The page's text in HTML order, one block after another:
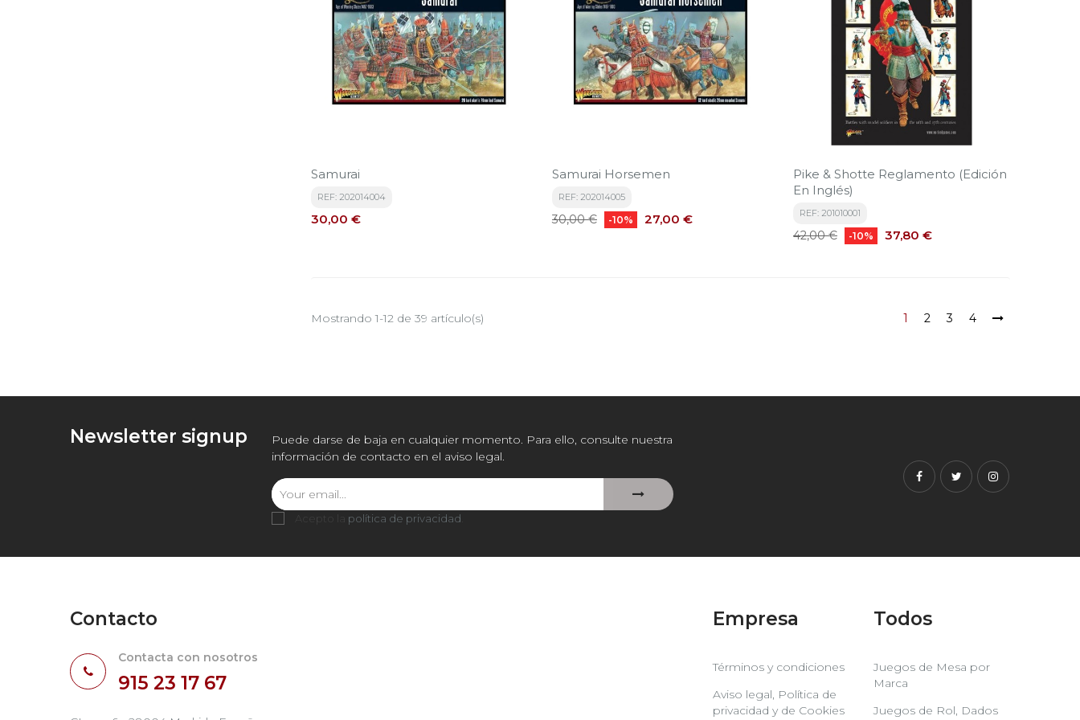
Samurai
REF: 202014004
Precio
30,00 €
Samurai Horsemen
REF: 202014005
Precio
30,00 € -10% Precio
27,00 €
Pike & Shotte Reglamento (Edición
En Inglés)
REF: 201010001
Precio
42,00 € -10% Precio
37,80 €
Mostrando 1-12 de 39 artículo(s) 1 2 3 4
Newsletter signup
Puede darse de baja en cualquier momento. Para ello, consulte nuestra
información de contacto en el aviso legal.
Acepto la política de privacidad
Facebook
TwitterInstagram
Contacto
Contacta con nosotros
915 23 17 67
Empresa
Términos y condiciones
Aviso legal, Política de
privacidad y de Cookies
Todos
Juegos de Mesa por
Marca
Juegos de Rol, Dados